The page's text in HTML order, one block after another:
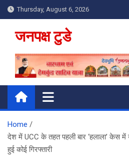
Skip
to
content
Thursday, August 6, 2026
जनपक्ष टुडे
Home
देश में UCC के तहत पहली बार ‘हलाला’ केस में
हुई कोई गिरफ्तारी